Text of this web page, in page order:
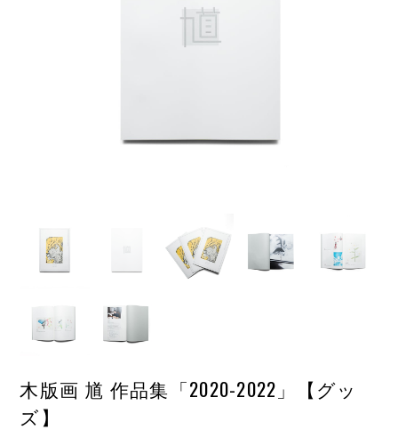
木版画 馗 作品集「2020-2022」【グッ
ズ】